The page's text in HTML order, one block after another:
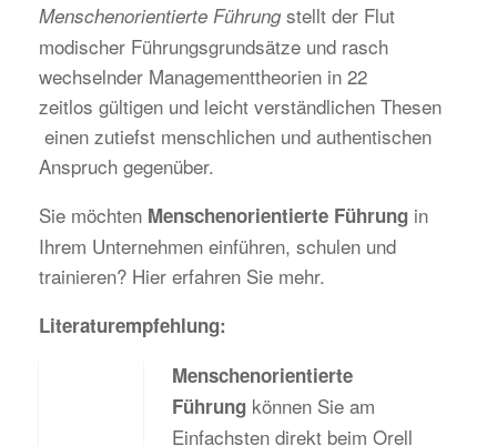
Menschenorientierte Führungstellt der Flut
modischer Führungsgrundsätze und rasch
wechselnder Managementtheorien in 22
zeitlos gültigen und leicht verständlichen Thesen
einen zutiefst menschlichen und authentischen
Anspruch gegenüber.
Sie möchten Menschenorientierte Führung in
Ihrem Unternehmen einführen, schulen und
trainieren? Hier erfahren Sie mehr.
Literaturempfehlung:
Menschenorientierte
Führungkönnen Sie am
Einfachsten direkt beim Orell